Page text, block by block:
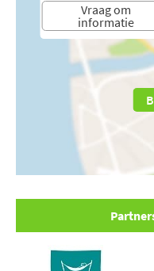
Vraag om
informatie